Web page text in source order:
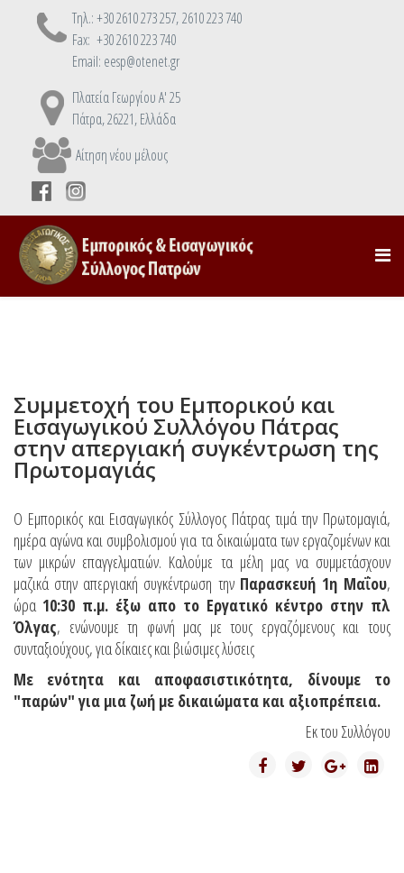
Τηλ.: +30 2610 273 257, 2610 223 740
Fax: +30 2610 223 740
Email: eesp@otenet.gr
Πλατεία Γεωργίου Α' 25
Πάτρα, 26221, Ελλάδα
Αίτηση νέου μέλους
Συμμετοχή του Εμπορικού και
Εισαγωγικού Συλλόγου Πάτρας
στην απεργιακή συγκέντρωση της
Πρωτομαγιάς
Ο Εμπορικός και Εισαγωγικός Σύλλογος Πάτρας τιμά την Πρωτομαγιά,
ημέρα αγώνα και συμβολισμού για τα δικαιώματα των εργαζομένων και
των μικρών επαγγελματιών. Καλούμε τα μέλη μας να συμμετάσχουν
μαζικά στην απεργιακή συγκέντρωση την Παρασκευή 1η Μαΐου,
ώρα 10:30 π.μ. έξω απο το Εργατικό κέντρο στην πλ
Όλγας, ενώνουμε τη φωνή μας με τους εργαζόμενους και τους
συνταξιούχους, για δίκαιες και βιώσιμες λύσεις
Με ενότητα και αποφασιστικότητα, δίνουμε το
"παρών" για μια ζωή με δικαιώματα και αξιοπρέπεια.
Εκ του Συλλόγου